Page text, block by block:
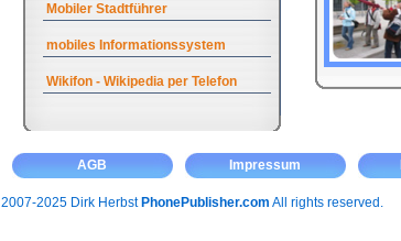
Mobiler Stadtführer
mobiles Informationssystem
Wikifon - Wikipedia per Telefon
AGB Impressum
2007-2025 Dirk Herbst PhonePublisher.com All rights reserved.